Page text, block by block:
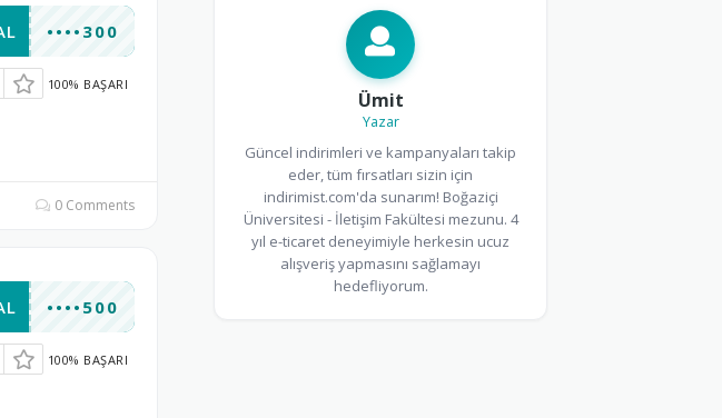
••••300
100% BAŞARI
0 Comments
••••500
100% BAŞARI
Ümit
Yazar
Güncel indirimleri ve kampanyaları takip
eder, tüm fırsatları sizin için
indirimist.com'da sunarım! Boğaziçi
Üniversitesi - İletişim Fakültesi mezunu. 4
yıl e-ticaret deneyimiyle herkesin ucuz
alışveriş yapmasını sağlamayı
hedefliyorum.